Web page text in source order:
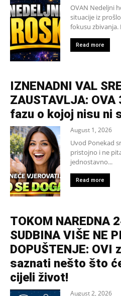
OVAN Nedeljni
situacije iz
fokusu zbivanja.
Read more
IZNENADNI VAL
ZAUSTAVLJA: OVA
fazu o kojoj nisu ni
August 1, 2026
Uvod Ponekad
pristojno i ne
jednostavno...
Read more
TOKOM NAREDNA
SUDBINA VIŠE NE
DOPUŠTENJE: OVI
saznati nešto što
cijeli život!
August 2, 2026